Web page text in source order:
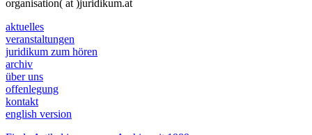
organisation( at )juridikum.at
aktuelles
veranstaltungen
juridikum zum hören
archiv
über uns
offenlegung
kontakt
english version